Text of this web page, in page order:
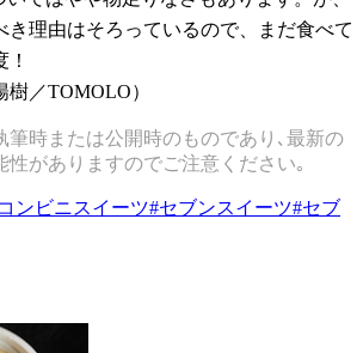
き理由はそろっているので、まだ食べて
樹／TOMOLO）
時または公開時のものであり､最新の
性がありますのでご注意ください｡
コンビニスイーツ#セブンスイーツ#セブ